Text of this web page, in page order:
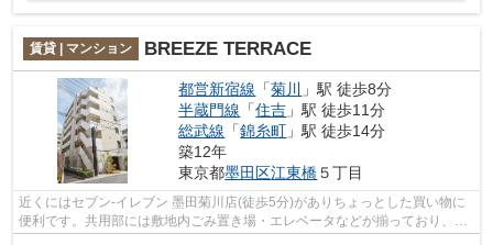
賃貸 | マンション BREEZE TERRACE
都営新宿線 「菊川 」駅 徒歩8分
半蔵門線 「住吉 」駅 徒歩11分
総武線 「錦糸町 」駅 徒歩14分
築12年
東京都墨田区江東橋５丁目
近くにはセブン‐イレブン 墨田菊川店(徒歩5分)がありちょっとした買い物に
便利です。共用部には敷地内ごみ置き場・エレベータなどが揃っており、と